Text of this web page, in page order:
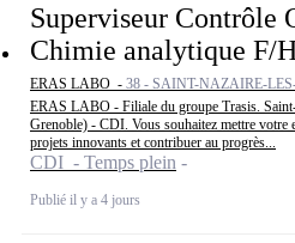
Superviseur Contrôle
Chimie analytique F/
ERAS LABO - 38 - SAINT-NAZAIRE-
ERAS LABO - Filiale du groupe Trasis.
Grenoble) - CDI. Vous souhaitez mettre votre
projets innovants et contribuer au progrès...
CDI - Temps plein
Publié il y a 4 jours